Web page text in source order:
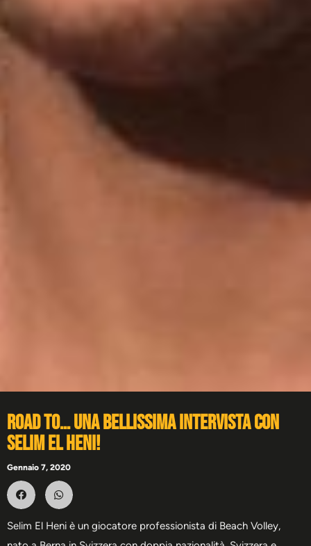
Road to… una bellissima intervista con
Selim El Heni!
Gennaio 7, 2020
Selim El Heni è un giocatore professionista di Beach Volley,